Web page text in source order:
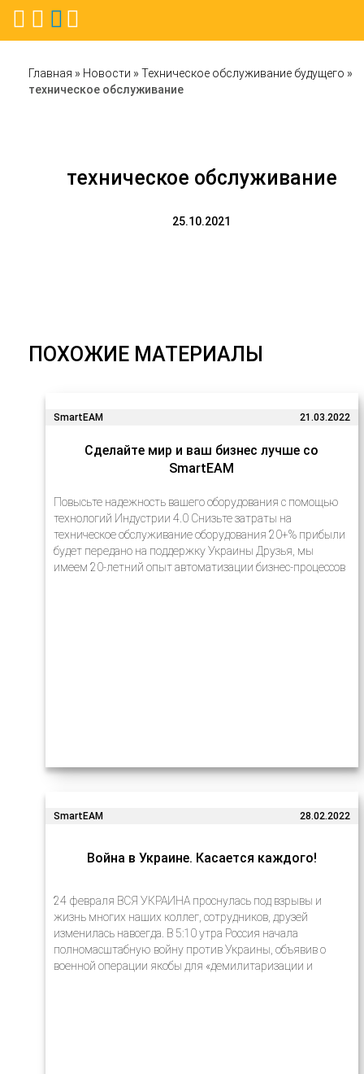
Главная » Новости » Техническое обслуживание будущего »
техническое обслуживание
техническое обслуживание
25.10.2021
ПОХОЖИЕ МАТЕРИАЛЫ
SmartEAM 21.03.2022
Сделайте мир и ваш бизнес лучше со
SmartEAM
Повысьте надежность вашего оборудования с помощью
технологий Индустрии 4.0 Снизьте затраты на
техническое обслуживание оборудования 20+% прибыли
будет передано на поддержку Украины Друзья, мы
имеем 20-летний опыт автоматизации бизнес-процессов
SmartEAM 28.02.2022
Война в Украине. Касается каждого!
24 февраля ВСЯ УКРАИНА проснулась под взрывы и
жизнь многих наших коллег, сотрудников, друзей
изменилась навсегда. В 5:10 утра Россия начала
полномасштабную войну против Украины, объявив о
военной операции якобы для «демилитаризации и